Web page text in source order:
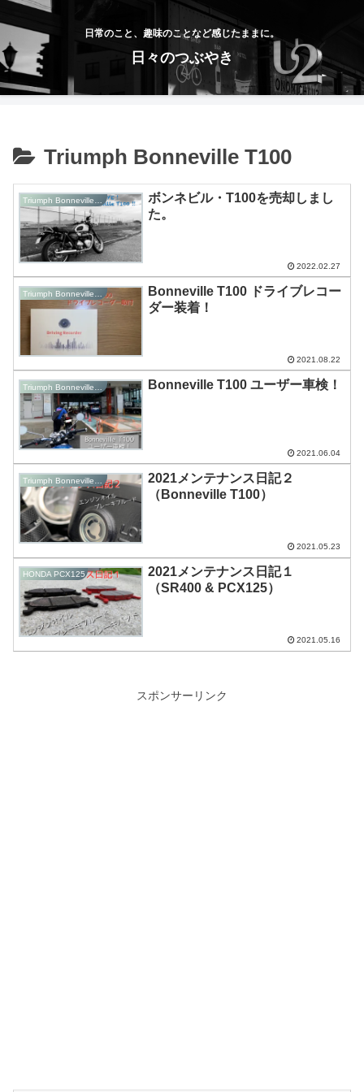
日常のこと、趣味のことなど感じたままに。
日々のつぶやき
Triumph Bonneville T100
ボンネビル・T100を売却しまし
た。
2022.02.27
Bonneville T100 ドライブレコー
ダー装着！
2021.08.22
Bonneville T100 ユーザー車検！
2021.06.04
2021メンテナンス日記２
（Bonneville T100）
2021.05.23
HONDA PCX125
2021メンテナンス日記１
（SR400 & PCX125）
2021.05.16
スポンサーリンク